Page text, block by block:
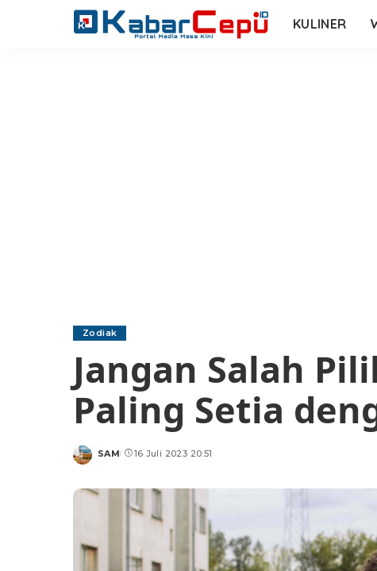
KULINER
Zodiak
Jangan Salah
Paling Setia
Posted
SAM 16 Juli 2023 20:51